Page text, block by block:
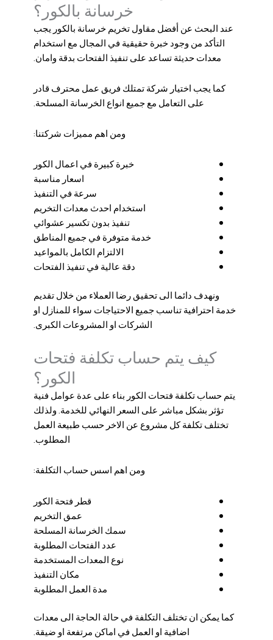
خرسانة بالكور؟
عند البحث عن أفضل مقاول تخريم خرسانة بالكور يجب
التأكد من وجود خبرة حقيقية في المجال مع استخدام
معدات حديثة تساعد على تنفيذ الفتحات بدقة وامان.
كما يجب اختيار شركة تمتلك فريق عمل محترف قادر
على التعامل مع جميع انواع الخرسانة المسلحة.
ومن اهم مميزات شركتنا:
خبرة كبيرة في اعمال الكور
اسعار مناسبة
سرعة في التنفيذ
استخدام احدث معدات التخريم
تنفيذ بدون تكسير عشوائي
خدمة متوفرة في جميع المناطق
الالتزام الكامل بالمواعيد
دقة عالية في تنفيذ الفتحات
ونهدف دائما الى تحقيق رضا العملاء من خلال تقديم
خدمة احترافية تناسب جميع الاحتياجات سواء للمنازل او
الشركات او المشروعات الكبرى.
كيف يتم حساب تكلفة فتحات
الكور؟
يتم حساب تكلفة فتحات الكور بناء على عدة عوامل فنية
تؤثر بشكل مباشر على السعر النهائي للخدمة. ولذلك
تختلف تكلفة كل مشروع عن الاخر حسب طبيعة العمل
المطلوب.
ومن اهم اسس حساب التكلفة:
قطر فتحة الكور
عمق التخريم
سمك الخرسانة المسلحة
عدد الفتحات المطلوبة
نوع المعدات المستخدمة
مكان التنفيذ
مدة العمل المطلوبة
كما يمكن ان تختلف التكلفة في حالة الحاجة الى معدات
اضافية او العمل في اماكن مرتفعة او ضيقة.